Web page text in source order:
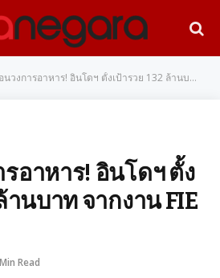
งการอาหาร! อินโดฯ ตั้งเป้ารวย 132 ล้านบาท จากงาน FIE ปารีส!
อาหาร! อินโดฯ ตั้ง
านบาท จากงาน FIE
Read